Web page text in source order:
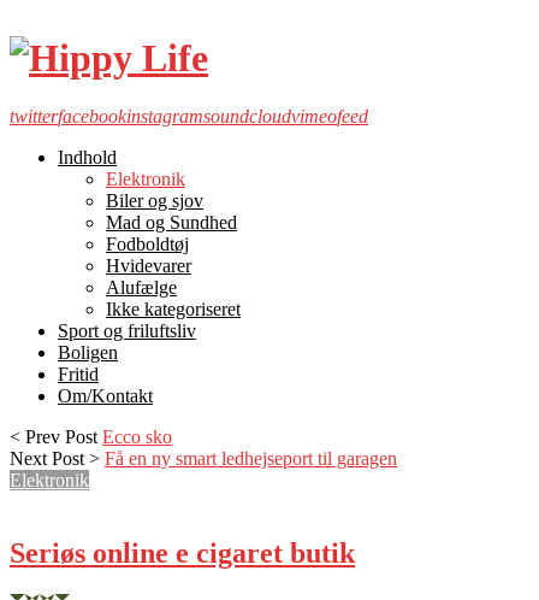
twitterfacebookinstagramsoundcloudvimeofeed
Indhold
Elektronik
Biler og sjov
Mad og Sundhed
Fodboldtøj
Hvidevarer
Alufælge
Ikke kategoriseret
Sport og friluftsliv
Boligen
Fritid
Om/Kontakt
< Prev Post Ecco sko
Next Post > Få en ny smart ledhejseport til garagen
Elektronik
Seriøs online e cigaret butik